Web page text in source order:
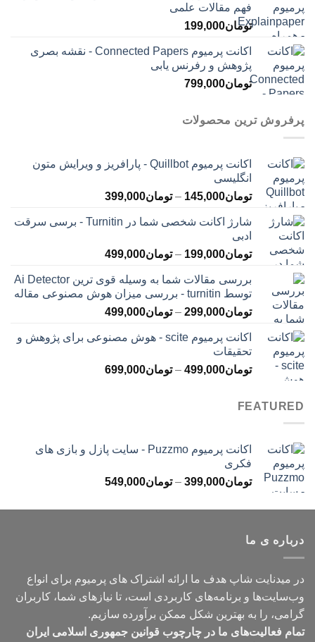
فهم مقالات علمی
تومان199,000
اکانت پرمیوم Connected Papers - نقشه بصری
پژوهش و رفرنس یابی
تومان799,000
پرفروش ترین محصولات
اکانت پرمیوم Quillbot - پارافریز و ویرایش متون
انگلیسی
تومان145,000
– تومان399,000محدوده
تومان145,000
تومان399,000
شارژ اکانت شخصی شما در Turnitin - برسی سرقت
ادبی
تومان199,000
– تومان499,000محدوده
تومان199,000
تا
تومان499,000
بررسی مقالات شما به وسیله قوی ترین Ai Detector
توسط turnitin - بررسی میزان هوش مصنوعی مقاله
تومان299,000
– تومان499,000محدوده
تومان299,000
تومان499,000
اکانت پرمیوم scite - هوش مصنوعی برای پژوهش و
تحقیقات
تومان499,000
– تومان699,000محدوده
FEATURED
اکانت پرمیوم Puzzmo - سایت پازل و بازی های
فکری
تومان399,000
– تومان549,000محدوده
تومان399,000
درباره ی ما
در میدنایت شاپ هدف ما ارائه اشتراک های پرمیوم برای انواع
وب‌سایت‌ها و برنامه‌های کاربردی است، تا نیازهای شما، کاربران
گرامی، را به بهترین شکل ممکن برآورده سازیم.
تمام فعالیت‌های ما در چارچوب قوانین جمهوری اسلامی ایران